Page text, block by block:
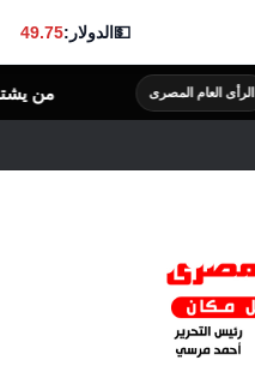
💵الدولار:49.75
من يشترى العالم قطعة قطعة؟..